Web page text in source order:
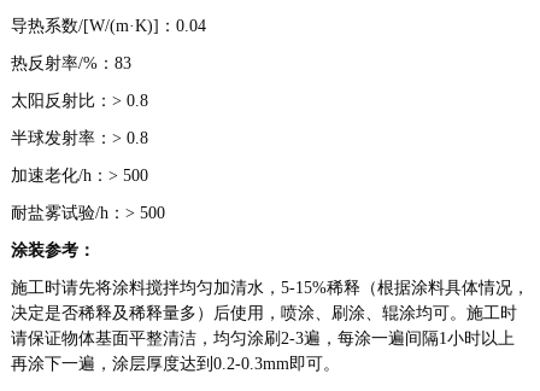
导热系数/[W/(m·K)]：0.04
热反射率/%：83
太阳反射比：> 0.8
半球发射率：> 0.8
加速老化/h：> 500
耐盐雾试验/h：> 500
涂装参考：
施工时请先将涂料搅拌均匀加清水，5-15%稀释（根据涂料具体情况，
决定是否稀释及稀释量多）后使用，喷涂、刷涂、辊涂均可。施工时
请保证物体基面平整清洁，均匀涂刷2-3遍，每涂一遍间隔1小时以上
再涂下一遍，涂层厚度达到0.2-0.3mm即可。